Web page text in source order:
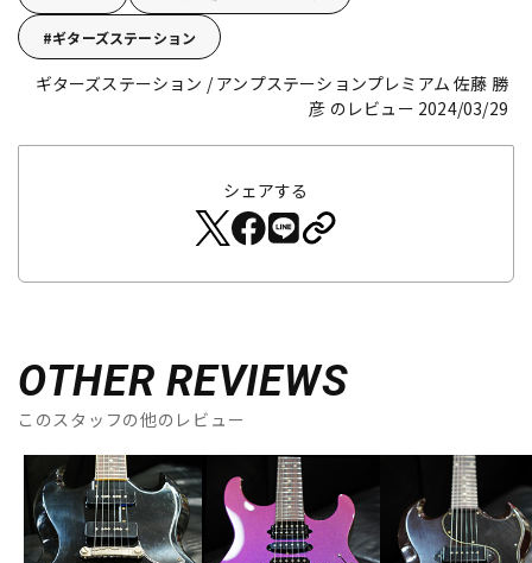
ギターズステーション
ギターズステーション / アンプステーションプレミアム 佐藤 勝
彦 のレビュー 2024/03/29
シェアする
OTHER REVIEWS
このスタッフの他のレビュー